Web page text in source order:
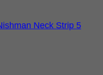
Neck Strip 5